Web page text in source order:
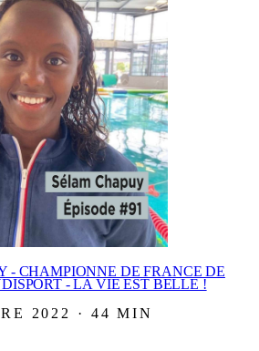
- CHAMPIONNE DE FRANCE DE
- LA VIE EST BELLE !
2022 · 44 MIN